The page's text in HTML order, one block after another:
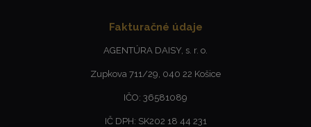
Fakturačné údaje
AGENTÚRA DAISY, s. r. o.
Zupkova 711/29, 040 22 Košice
IČO: 36581089
IČ DPH: SK202 18 44 231